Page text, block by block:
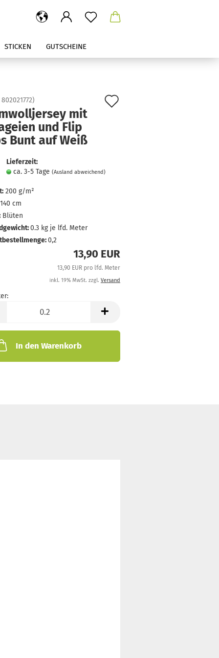
STICKEN GUTSCHEINE
802021772)
mit
und Flip
Bunt auf Weiß
Lieferzeit:
ca. 3-5 Tage (Ausland abweichend)
200 g/m²
140 cm
Blüten
0.3kg je lfd. Meter
0,2
13,90 EUR
13,90 EUR pro lfd. Meter
inkl. 19% MwSt. zzgl. Versand
In den Warenkorb